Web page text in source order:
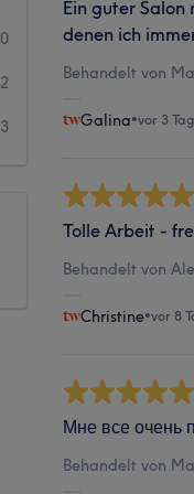
2
3
Ein guter
denen ich
Behandelt von
Galina•vor 3
Tolle Arbeit -
Behandelt von
Christine•vor 8
Мне все очень
Behandelt von